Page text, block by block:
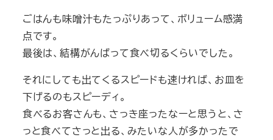
ごはんも味噌汁もたっぷりあって、ボリューム感満
点です。
最後は、結構がんばって食べ切るくらいでした。
それにしても出てくるスピードも速ければ、お皿を
下げるのもスピーディ。
食べるお客さんも、さっき座ったなーと思うと、さ
っと食べてさっと出る、みたいな人が多かったで